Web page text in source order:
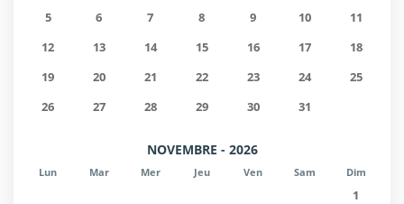
5
6 7 8 9 10
11
12
13 14 15 16 17
18
19
20 21 22 23 24
25
26
27 28 29 30 31
NOVEMBRE - 2026
Lun Mar Mer Jeu Ven Sam Dim
1